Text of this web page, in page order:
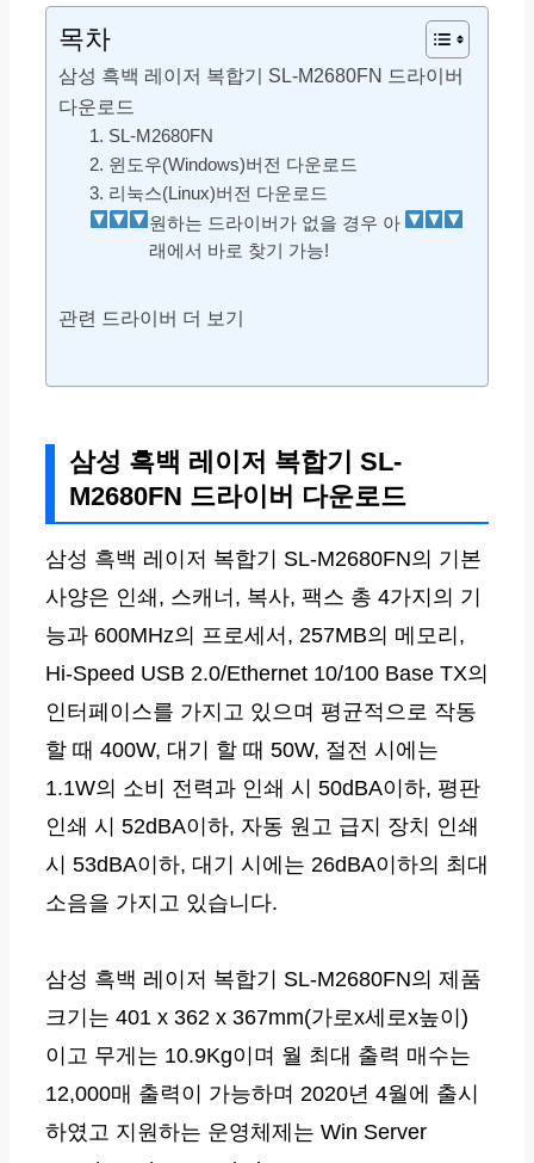
목차
삼성 흑백 레이저 복합기 SL-M2680FN 드라이버
다운로드
1. SL-M2680FN
2. 윈도우(Windows)버전 다운로드
3. 리눅스(Linux)버전 다운로드
원하는 드라이버가 없을 경우 아
래에서 바로 찾기 가능!
관련 드라이버 더 보기
삼성 흑백 레이저 복합기 SL-
M2680FN 드라이버 다운로드
삼성 흑백 레이저 복합기 SL-M2680FN의 기본
사양은 인쇄, 스캐너, 복사, 팩스 총 4가지의 기
능과 600MHz의 프로세서, 257MB의 메모리,
Hi-Speed USB 2.0/Ethernet 10/100 Base TX의
인터페이스를 가지고 있으며 평균적으로 작동
할 때 400W, 대기 할 때 50W, 절전 시에는
1.1W의 소비 전력과 인쇄 시 50dBA이하, 평판
인쇄 시 52dBA이하, 자동 원고 급지 장치 인쇄
시 53dBA이하, 대기 시에는 26dBA이하의 최대
소음을 가지고 있습니다.
삼성 흑백 레이저 복합기 SL-M2680FN의 제품
크기는 401 x 362 x 367mm(가로x세로x높이)
이고 무게는 10.9Kg이며 월 최대 출력 매수는
12,000매 출력이 가능하며 2020년 4월에 출시
하였고 지원하는 운영체제는 Win Server